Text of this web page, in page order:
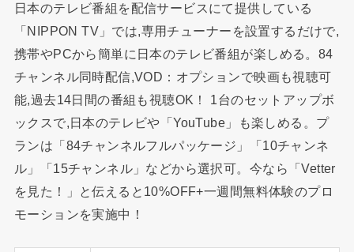
日本のテレビ番組を配信サービスにて提供している
「NIPPON TV」では,専用チューナーを設置するだけで,
携帯やPCから簡単に日本のテレビ番組が楽しめる。84
チャンネル同時配信,VOD：オプションで映画も視聴可
能,過去14日間の番組も視聴OK！ 1台のセットアップボ
ックスで,日本のテレビや「YouTube」も楽しめる。プ
ランは「84チャンネルフルパッケージ」「10チャンネ
ル」「15チャンネル」などから選択可。今なら「Vetter
を見た！」と伝えると10%OFF+一週間無料体験のプロ
モーションを実施中！